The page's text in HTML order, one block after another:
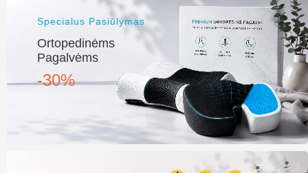
Specialus Pasiūlymas
Ortopedinėms
Pagalvėms
-30%